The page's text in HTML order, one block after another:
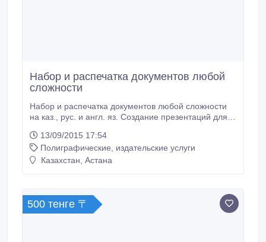
Набор и распечатка документов любой
сложности
Набор и распечатка документов любой сложности
на каз., рус. и англ. яз. Создание презентаций для
срок..13/09/2015 17:54
Полиграфические, издательские услуги
Казахстан, Астана
500 тенге 〒